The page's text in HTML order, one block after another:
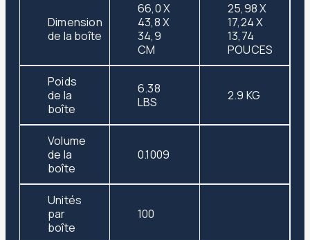
Dimension
de la boîte
66,0 X
43,8 X
34,9
CM
25,98 X
17,24 X
13,74
POUCES
Poids
de la
boîte
6.38
LBS
2.9 KG
Volume
de la
boîte
0.1009
Unités
par
boîte
100